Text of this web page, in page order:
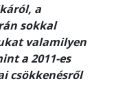
a
sokkal
valamilyen
a 2011-es
csökkenésről